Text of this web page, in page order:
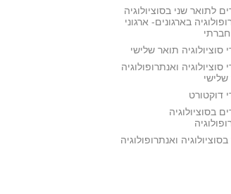
לתואר שני בסוציולוגיה
בארגונים- ארגוני
חברתי
סוציולוגיה תואר שלישי
סוציולוגיה ואנתרופולוגיה
דוקטורט
בסוציולוגיה
ואנתרופולוגיה